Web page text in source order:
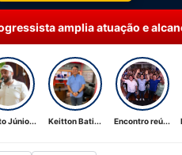
e alcança 92% dos
Júnio... Keitton Bati... Encontro reú...